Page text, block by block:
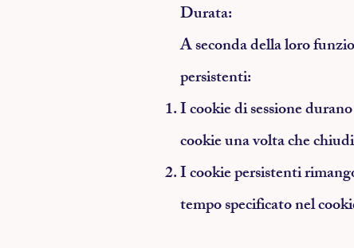
Durata:
A seconda della loro
persistenti:
I cookie di sessione
cookie una volta che
I cookie persistenti
tempo specificato nel